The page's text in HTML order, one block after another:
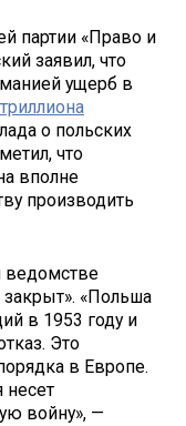
партии «Право и
заявил, что
ущерб в
о польских
что
вполне
производить
ведомстве
закрыт». «Польша
в 1953 году и
Это
в Европе.
несет
войну», —